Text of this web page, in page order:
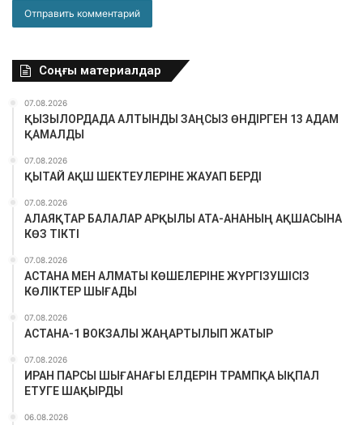
Соңғы материалдар
07.08.2026
ҚЫЗЫЛОРДАДА АЛТЫНДЫ ЗАҢСЫЗ ӨНДІРГЕН 13 АДАМ
ҚАМАЛДЫ
07.08.2026
ҚЫТАЙ АҚШ ШЕКТЕУЛЕРІНЕ ЖАУАП БЕРДІ
07.08.2026
АЛАЯҚТАР БАЛАЛАР АРҚЫЛЫ АТА-АНАНЫҢ АҚШАСЫНА
КӨЗ ТІКТІ
07.08.2026
АСТАНА МЕН АЛМАТЫ КӨШЕЛЕРІНЕ ЖҮРГІЗУШІСІЗ
КӨЛІКТЕР ШЫҒАДЫ
07.08.2026
АСТАНА-1 ВОКЗАЛЫ ЖАҢАРТЫЛЫП ЖАТЫР
07.08.2026
ИРАН ПАРСЫ ШЫҒАНАҒЫ ЕЛДЕРІН ТРАМПҚА ЫҚПАЛ
ЕТУГЕ ШАҚЫРДЫ
06.08.2026